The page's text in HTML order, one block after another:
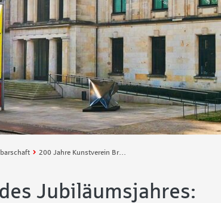
200 Jahre Kunstverein Bremen
Jubiläumsjahres: